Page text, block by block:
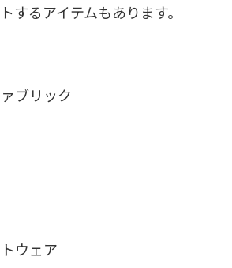
するアイテムもあります。
ブリック
ウェア